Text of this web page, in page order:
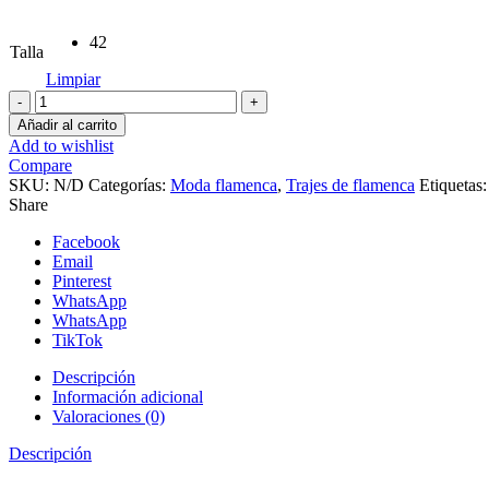
Talla
42
Limpiar
Traje
de
flamenca
verde
Satélite
cantidad
Añadir al carrito
Add to wishlist
Compare
SKU: N/D Categorías: Moda flamenca, Trajes de flamenca Etiquetas:
Share
Facebook
Email
Pinterest
WhatsApp
WhatsApp
TikTok
Descripción
Información adicional
Valoraciones (0)
Descripción